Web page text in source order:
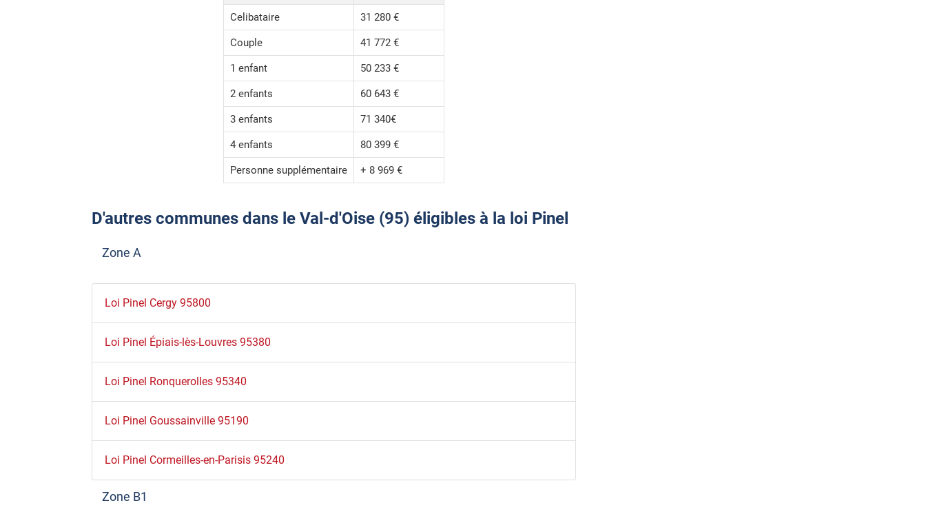
Celibataire 31 280 €
Couple 41 772 €
1 enfant 50 233 €
2 enfants 60 643 €
3 enfants 71 340€
4 enfants 80 399 €
Personne supplémentaire + 8 969 €
D'autres communes dans le Val-d'Oise (95) éligibles à la loi Pinel
Zone A
Loi Pinel Cergy 95800
Loi Pinel Épiais-lès-Louvres 95380
Loi Pinel Ronquerolles 95340
Loi Pinel Goussainville 95190
Loi Pinel Cormeilles-en-Parisis 95240
Zone B1